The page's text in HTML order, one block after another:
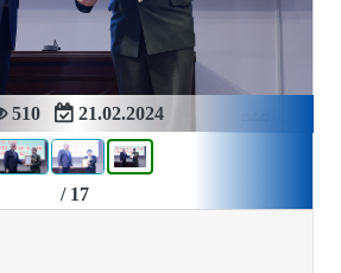
510 21.02.2024
/ 17